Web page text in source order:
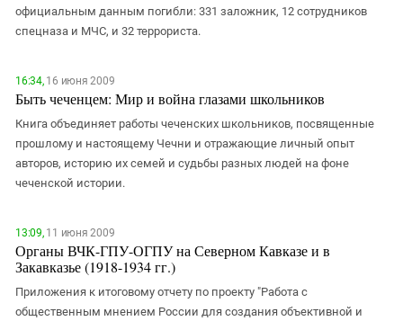
официальным данным погибли: 331 заложник, 12 сотрудников
спецназа и МЧС, и 32 террориста.
16:34,16 июня 2009
Быть чеченцем: Мир и война глазами школьников
Книга объединяет работы чеченских школьников, посвященные
прошлому и настоящему Чечни и отражающие личный опыт
авторов, историю их семей и судьбы разных людей на фоне
чеченской истории.
13:09,11 июня 2009
Органы ВЧК-ГПУ-ОГПУ на Северном Кавказе и в
Закавказье (1918-1934 гг.)
Приложения к итоговому отчету по проекту "Работа с
общественным мнением России для создания объективной и